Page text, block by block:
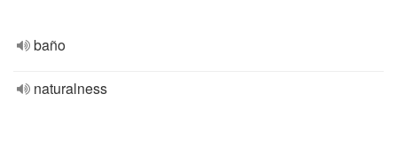
baño
naturalness